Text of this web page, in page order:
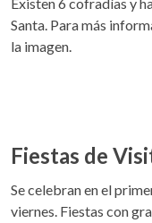
Santa. Para más
la imagen.
Fiestas de
Se celebran en el
viernes. Fiestas con